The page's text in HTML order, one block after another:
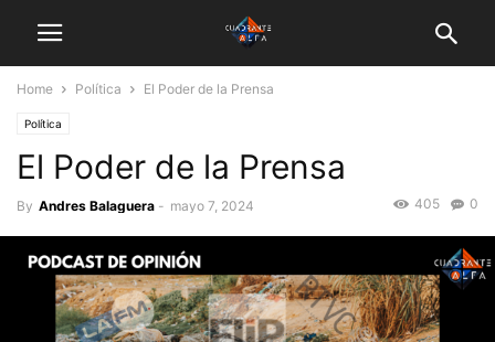
Home Política El Poder de la Prensa
Política
El Poder de la Prensa
By Andres Balaguera - mayo 7, 2024 0
405